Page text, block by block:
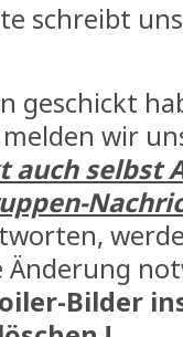
schreibt
geschickt
wir
auch selbst
Änderung
Bilder